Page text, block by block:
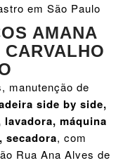
em São Paulo
AMANA
manutenção de
side by side,
máquina
secadora, com
Rua Ana Alves de